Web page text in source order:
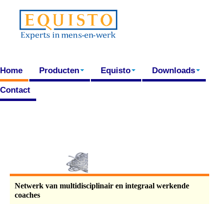
Home Producten Equisto
Downloads
Contact
Netwerk van multidisciplinair en integraal werkende
coaches